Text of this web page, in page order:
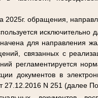
2025г. обращения,
для направления
связанных с
регламентируется
документов в
N 251 (далее